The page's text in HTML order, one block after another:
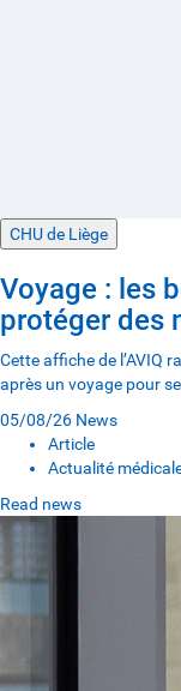
CHU de Liège
Voyage : les
protéger des
Cette affiche de l’AVIQ
après un voyage pour
05/08/26 News
Article
Actualité
Read news